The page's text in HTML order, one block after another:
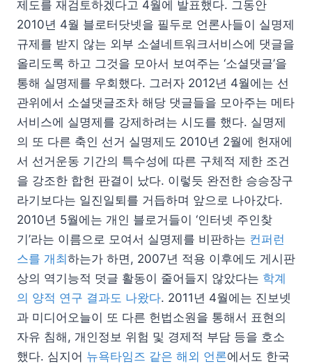
제도를 재검토하겠다고 4월에 발표했다. 그동안
2010년 4월 블로터닷넷을 필두로 언론사들이 실명제
규제를 받지 않는 외부 소셜네트워크서비스에 댓글을
올리도록 하고 그것을 모아서 보여주는 ‘소셜댓글’을
통해 실명제를 우회했다. 그러자 2012년 4월에는 선
관위에서 소셜댓글조차 해당 댓글들을 모아주는 메타
서비스에 실명제를 강제하려는 시도를 했다. 실명제
의 또 다른 축인 선거 실명제도 2010년 2월에 헌재에
서 선거운동 기간의 특수성에 따른 구체적 제한 조건
을 강조한 합헌 판결이 났다. 이렇듯 완전한 승승장구
라기보다는 일진일퇴를 거듭하며 앞으로 나아갔다.
2010년 5월에는 개인 블로거들이 ‘인터넷 주인찾
기’라는 이름으로 모여서 실명제를 비판하는 컨퍼런
스를 개최하는가 하면, 2007년 적용 이후에도 게시판
상의 역기능적 덧글 활동이 줄어들지 않았다는 학계
의 양적 연구 결과도 나왔다. 2011년 4월에는 진보넷
과 미디어오늘이 또 다른 헌법소원을 통해서 표현의
자유 침해, 개인정보 위험 및 경제적 부담 등을 호소
했다. 심지어 뉴욕타임즈 같은 해외 언론에서도 한국